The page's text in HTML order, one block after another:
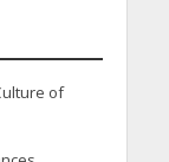
of